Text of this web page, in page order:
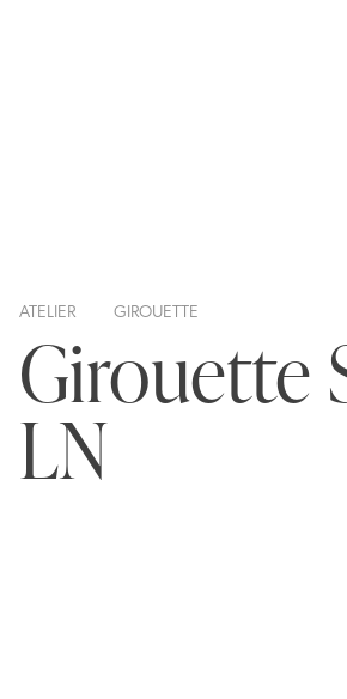
ATELIER GIROUETTE
Girouette
LN